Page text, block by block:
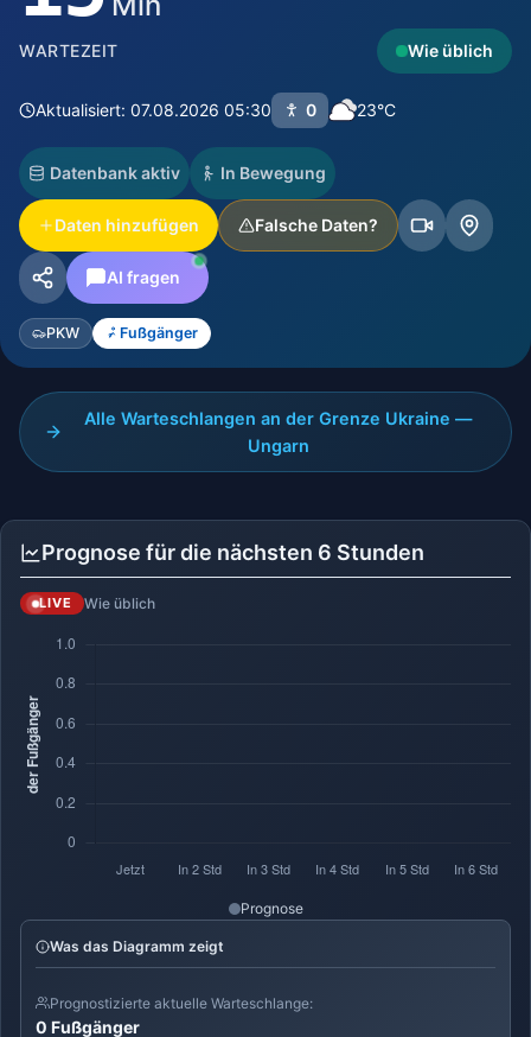
WARTEZEIT Wie üblich
Aktualisiert: 07.08.2026 05:30 0 23°C
Datenbank aktiv In Bewegung
Daten hinzufügen Falsche Daten?
AI fragen
PKW Fußgänger
Alle Warteschlangen an der Grenze Ukraine —
Ungarn
Prognose für die nächsten 6 Stunden
LIVE Wie üblich
Prognose
Was das Diagramm zeigt
Prognostizierte aktuelle Warteschlange:
0 Fußgänger